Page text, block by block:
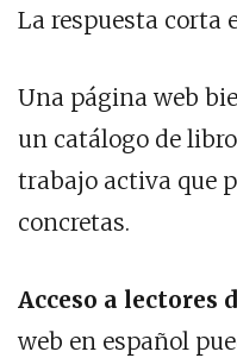
La respuesta corta
Una página web
un catálogo de
trabajo activa que
concretas.
Acceso a lectores
web en español